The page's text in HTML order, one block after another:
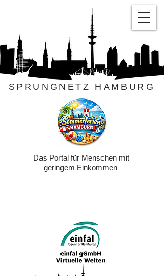
SPRUNGNETZ HAMBURG
Das Portal für Menschen mit
geringem Einkommen